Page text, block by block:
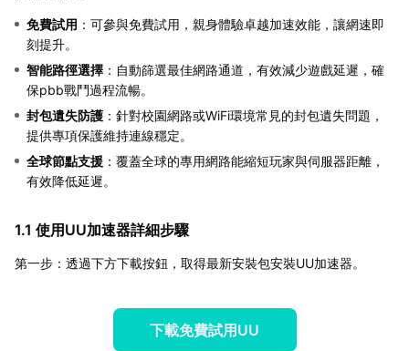
免費試用 ：可參與免費試用，親身體驗卓越加速效能，讓網速即
刻提升。
智能路徑選擇 ：自動篩選最佳網路通道，有效減少遊戲延遲，確
保pbb戰鬥過程流暢。
封包遺失防護 ：針對校園網路或WiFi環境常見的封包遺失問題，
提供專項保護維持連線穩定。
全球節點支援 ：覆蓋全球的專用網路能縮短玩家與伺服器距離，
有效降低延遲。
1.1 使用UU加速器詳細步驟
第一步：透過下方下載按鈕，取得最新安裝包安裝UU加速器。
下載免費試用UU